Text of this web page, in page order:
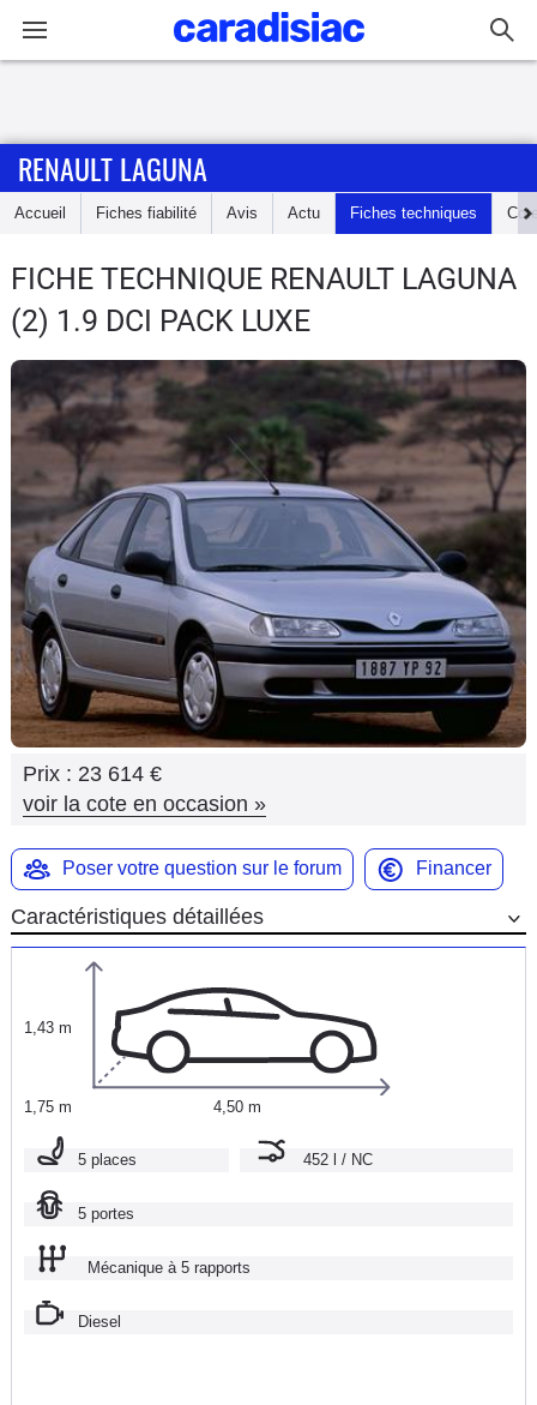
Accueil
Essais
Guide
d'achat
Electriques
Utilitaires
Flottes
Auto
Services
Forum
Moto
Marques
RENAULT LAGUNA
Accueil Fiches fiabilité Avis Actu Fiches techniques
FICHE TECHNIQUE RENAULT LAGUNA
(2) 1.9 DCI PACK LUXE
Prix : 23 614 €
voir la cote en occasion »
Poser votre question sur le forum Financer
Caractéristiques détaillées
1,43 m
1,75 m 4,50 m
5 places 452 l / NC
5 portes
Mécanique à 5 rapports
Diesel